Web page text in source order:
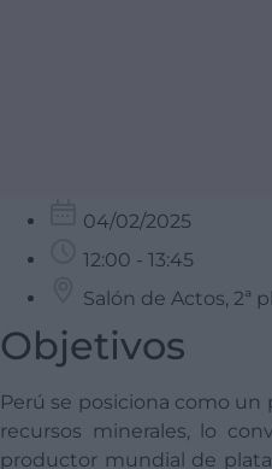
04/02/2025
12:00 - 13:45
Salón de Actos, 2ª
Objetivos
Perú se posiciona como un
recursos minerales, lo
productor mundial de